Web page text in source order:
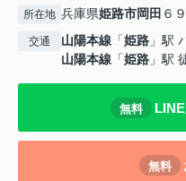
所在地 兵庫県姫路市岡田 ６
交通 山陽本線 「姫路 」駅
山陽本線 「姫路 」駅
無料
無料